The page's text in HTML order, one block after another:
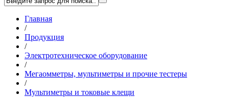
Главная
/
Продукция
/
Электротехническое оборудование
/
Мегаомметры, мультиметры и прочие тестеры
/
Мультиметры и токовые клещи